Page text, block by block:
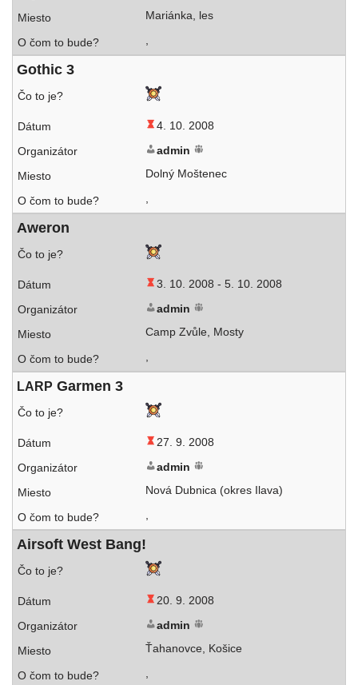
Mariánka, les
,
Gothic 3
4. 10. 2008
admin
Dolný Moštenec
,
Aweron
3. 10. 2008 - 5. 10. 2008
admin
Camp Zvůle, Mosty
,
LARP Garmen 3
27. 9. 2008
admin
Nová Dubnica (okres Ilava)
,
Airsoft West Bang!
20. 9. 2008
admin
Ťahanovce, Košice
,